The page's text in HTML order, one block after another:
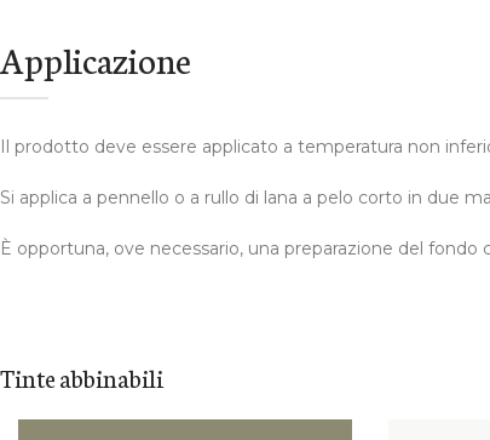
Applicazione
Il prodotto deve essere applicato a temperatura non
Si applica a pennello o a rullo di lana a pelo corto in due
È opportuna, ove necessario, una preparazione del
Tinte abbinabili